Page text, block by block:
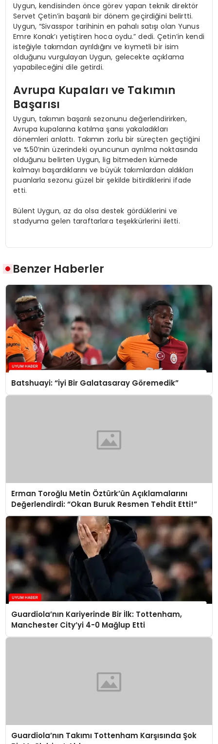
Uygun, kendisinden önce görev yapan teknik direktör
Servet Çetin’in başarılı bir dönem geçirdiğini belirtti.
Uygun, “Sivasspor tarihinin en pahalı satışı olan Yunus
Emre Konak’ı yetiştiren hoca oydu.” dedi. Çetin’in kendi
isteğiyle takımdan ayrıldığını ve kıymetli bir isim
olduğunu vurgulayan Uygun, gelecekte açıklama
yapabileceğini dile getirdi.
Avrupa Kupaları ve Takımın
Başarısı
Uygun, takımın başarılı sezonunu değerlendirirken,
Avrupa kupalarına katılma şansı yakaladıkları
dönemleri anlattı. Takımın zorlu bir süreçten geçtiğini
ve %50’nin üzerindeki oyuncunun ayrılma noktasında
olduğunu belirten Uygun, lig bitmeden kümede
kalmayı başardıklarını ve büyük takımlardan aldıkları
puanlarla sezonu güzel bir şekilde bitirdiklerini ifade
etti.
Bülent Uygun, az da olsa destek gördüklerini ve
stadyuma gelen taraftarlara teşekkürlerini iletti.
Benzer Haberler
Batshuayi: “İyi Bir Galatasaray Göremedik”
Erman Toroğlu Metin Öztürk’ün Açıklamalarını
Değerlendirdi: “Okan Buruk Resmen Tehdit Etti!”
Guardiola’nın Kariyerinde Bir İlk: Tottenham,
Manchester City’yi 4-0 Mağlup Etti
Guardiola’nın Takımı Tottenham Karşısında Şok